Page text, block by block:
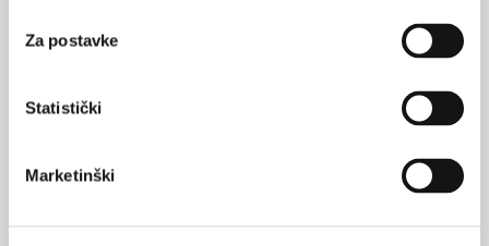
Za postavke
Statistički
Marketinški
srčanih bolesti